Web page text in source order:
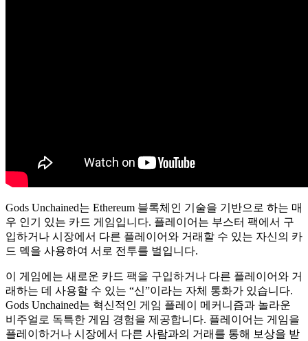
Gods Unchained는 Ethereum 블록체인 기술을 기반으로 하는 매
우 인기 있는 카드 게임입니다. 플레이어는 부스터 팩에서 구
입하거나 시장에서 다른 플레이어와 거래할 수 있는 자신의 카
드 덱을 사용하여 서로 전투를 벌입니다.
이 게임에는 새로운 카드 팩을 구입하거나 다른 플레이어와 거
래하는 데 사용할 수 있는 “신”이라는 자체 통화가 있습니다.
Gods Unchained는 혁신적인 게임 플레이 메커니즘과 놀라운
비주얼로 독특한 게임 경험을 제공합니다. 플레이어는 게임을
플레이하거나 시장에서 다른 사람과의 거래를 통해 보상을 받